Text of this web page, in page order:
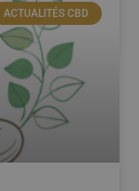
ACTUALITÉS CBD